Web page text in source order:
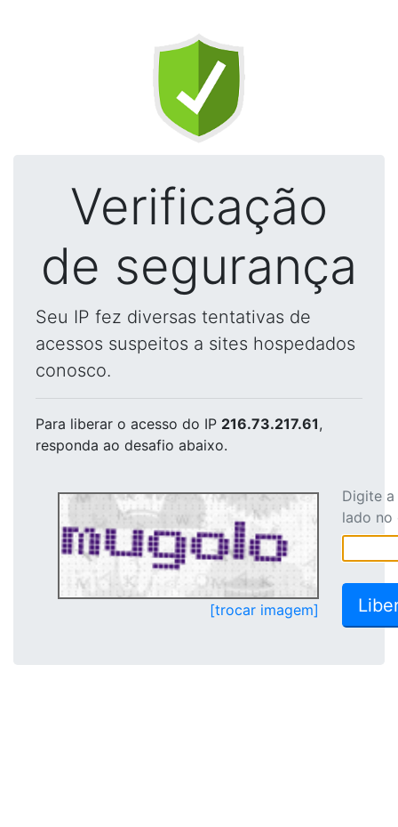
Verificação
de segurança
Seu IP fez diversas tentativas de
acessos suspeitos a sites hospedados
conosco.
Para liberar o acesso do IP 216.73.217.61,
responda ao desafio abaixo.
[trocar imagem]
Digite
lado no